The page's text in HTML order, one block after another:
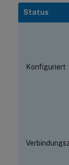
Status
Konfiguriert